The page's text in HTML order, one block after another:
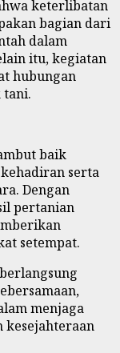
keterlibatan
bagian dari
dalam
itu, kegiatan
hubungan
tani.
baik
serta
Dengan
pertanian
setempat.
menjaga
kesejahteraan